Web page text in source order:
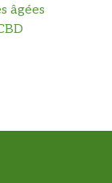
âgées